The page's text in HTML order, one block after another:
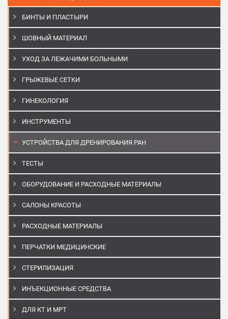
БИНТЫ И ПЛАСТЫРИ
ШОВНЫЙ МАТЕРИАЛ
УХОД ЗА ЛЕЖАЧИМИ БОЛЬНЫМИ
ГРЫЖЕВЫЕ СЕТКИ
ГИНЕКОЛОГИЯ
ИНСТРУМЕНТЫ
УСТРОЙСТВА ДЛЯ ДРЕНИРОВАНИЯ РАН
ТЕСТЫ
ОБОРУДОВАНИЕ И РАСХОДНЫЕ МАТЕРИАЛЫ
САЛОНЫ КРАСОТЫ
РАСХОДНЫЕ МАТЕРИАЛЫ
ПЕРЧАТКИ МЕДИЦИНСКИЕ
СТЕРИЛИЗАЦИЯ
ИНЪЕКЦИОННЫЕ СРЕДСТВА
ДЛЯ КТ И МРТ